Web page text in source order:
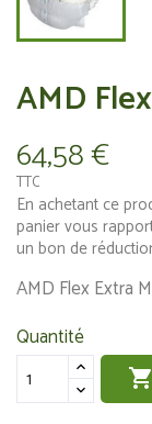
AMD
64,58 €
TTC
En achetant ce
panier vous
un bon de
AMD Flex Extra
Quantité
